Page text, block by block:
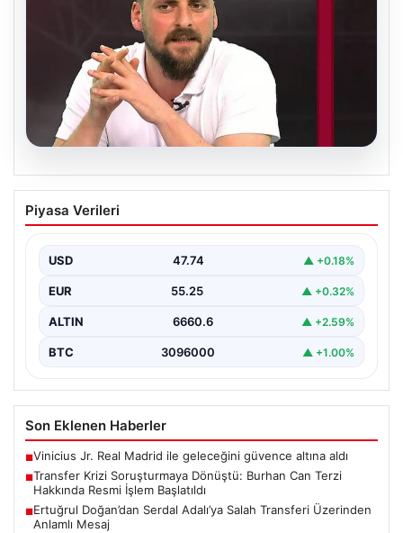
06.08.2026
Transfer Krizi Soruşturmaya Dönüştü:
Burhan Can Terzi Hakkında Resmi İşlem
Galatasaray Spor Kulübü, gerçekleştirilen transfer
iddialar nedeniyle…
Piyasa Verileri
USD 47.74 ▲ +0.18%
EUR 55.25 ▲ +0.32%
ALTIN 6660.6 ▲ +2.59%
BTC 3096000 ▲ +1.00%
Son Eklenen Haberler
■Vinicius Jr. Real Madrid ile geleceğini güvence altına aldı
■Transfer Krizi Soruşturmaya Dönüştü: Burhan Can Terzi
Hakkında Resmi İşlem Başlatıldı
■Ertuğrul Doğan’dan Serdal Adalı’ya Salah Transferi Üzerinden
Anlamlı Mesaj